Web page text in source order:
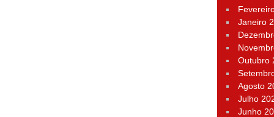
Janeiro
Outubro
Agosto
Julho
Junho